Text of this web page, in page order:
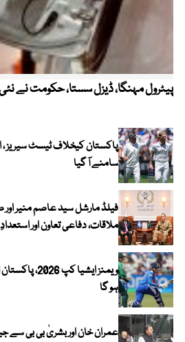
پیٹرول مہنگا، ڈیزل سستا، حکومت نے
سامنے آ گیا
فیلڈ مارشل سید عاصم منیر اور
ملاقات، دفاعی تعاون اور
ویمنز ایشیا
ہو گا
عمران خان اور بشریٰ بی بی سے